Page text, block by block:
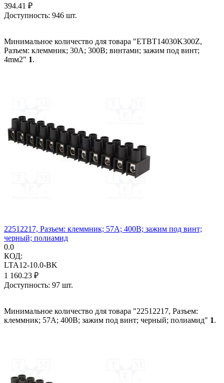
394.41 ₽
Доступность: 946 шт.
Минимальное количество для товара "ETBT14030K300Z,
Разъем: клеммник; 30А; 300В; винтами; зажим под винт;
4mм2" 1.
22512217, Разъем: клеммник; 57А; 400В; зажим под винт;
черный; полиамид
0.0
КОД:
LTA12-10.0-BK
1 160.23 ₽
Доступность: 97 шт.
Минимальное количество для товара "22512217, Разъем:
клеммник; 57А; 400В; зажим под винт; черный; полиамид" 1.